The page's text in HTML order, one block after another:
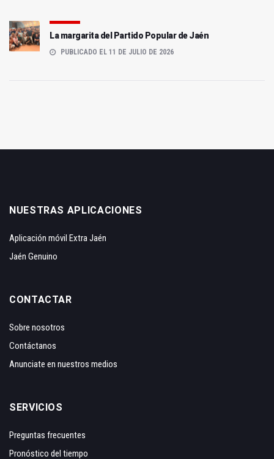
La margarita del Partido Popular de Jaén
PUBLICADO EL 11 DE JULIO DE 2026
NUESTRAS APLICACIONES
Aplicación móvil Extra Jaén
Jaén Genuino
CONTACTAR
Sobre nosotros
Contáctanos
Anunciate en nuestros medios
SERVICIOS
Preguntas frecuentes
Pronóstico del tiempo